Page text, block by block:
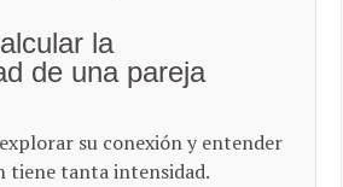
la
de una pareja
su conexión y entender
tiene tanta intensidad.